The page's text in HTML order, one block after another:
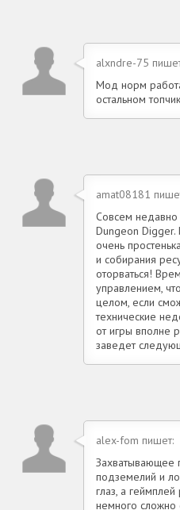
alxndre-75
Мод норм
остальном
amat08181
Совсем недавно
Dungeon Digger.
очень
и собирания
оторваться!
управлением,
целом, если
технические
от игры вполне
заведет
alex-fom пишет:
Захватывающее
подземелий и
глаз, а
немного сложно